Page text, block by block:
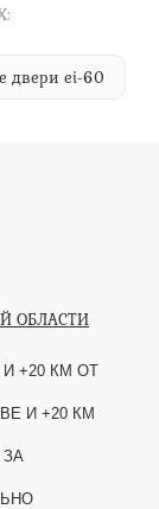
двери ei-60
ОБЛАСТИ
+20 КМ ОТ
И +20 КМ